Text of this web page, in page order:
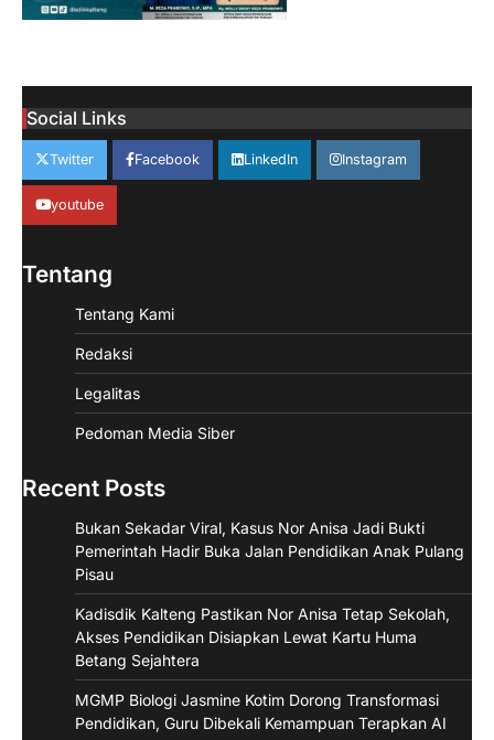
Social Links
Twitter Facebook LinkedIn Instagram
youtube
Tentang
Tentang Kami
Redaksi
Legalitas
Pedoman Media Siber
Recent Posts
Bukan Sekadar Viral, Kasus Nor Anisa Jadi Bukti
Pemerintah Hadir Buka Jalan Pendidikan Anak Pulang
Pisau
Kadisdik Kalteng Pastikan Nor Anisa Tetap Sekolah,
Akses Pendidikan Disiapkan Lewat Kartu Huma
Betang Sejahtera
MGMP Biologi Jasmine Kotim Dorong Transformasi
Pendidikan, Guru Dibekali Kemampuan Terapkan AI